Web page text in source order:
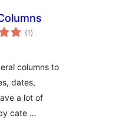
(1 টা
মুঠ)
columns to
dates,
a lot of
cate …